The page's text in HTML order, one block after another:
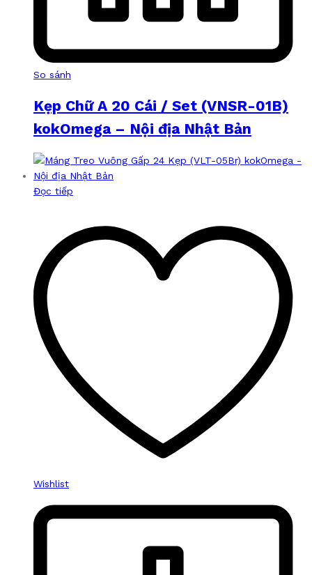
So sánh
Kẹp Chữ A 20 Cái / Set (VNSR-01B)
kokOmega – Nội địa Nhật Bản
Đọc tiếp
Wishlist